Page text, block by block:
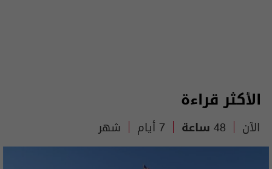
الأكثر قراءة
الآن 48 ساعة 7 أيام شهر